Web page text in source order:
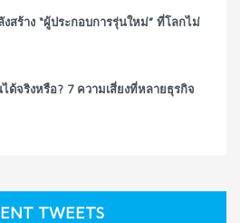
สร้าง “ผู้ประกอบการรุ่นใหม่” ที่โลกไม่
จริงหรือ? 7 ความเสี่ยงที่หลายธุรกิจ
TWEETS